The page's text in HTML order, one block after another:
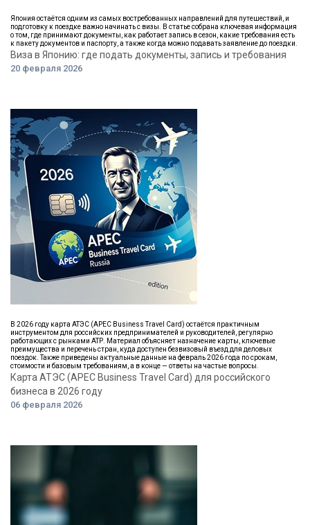
Япония остаётся одним из самых востребованных направлений для путешествий, и
подготовку к поездке важно начинать с визы. В статье собрана ключевая информация
о том, где принимают документы, как работает запись в сезон, какие требования есть
к пакету документов и паспорту, а также когда можно подавать заявление до поездки.
Виза в Японию: где подать документы, запись и требования
20 февраля 2026
В 2026 году карта АТЭС (APEC Business Travel Card) остаётся практичным
инструментом для российских предпринимателей и руководителей, регулярно
работающих с рынками АТР. Материал объясняет назначение карты, ключевые
преимущества и перечень стран, куда доступен безвизовый въезд для деловых
поездок. Также приведены актуальные данные на февраль 2026 года по срокам,
стоимости и базовым требованиям, а в конце — ответы на частые вопросы.
Карта АТЭС (APEC Business Travel Card) для российского
бизнеса в 2026 году
06 февраля 2026